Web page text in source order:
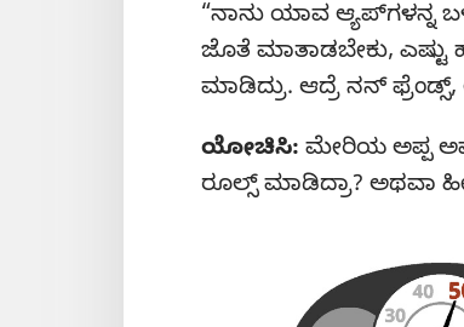
“ನಾನು ಯಾವ
ಜೊತೆ ಮಾತಾಡಬೇಕು, ಎಷ್ಟು
ಮಾಡಿದ್ರು. ಆದ್ರೆ ನನ್‌ ಫ್ರೆಂಡ್ಸ್‌,
ಯೋಚಿಸಿ: ಮೇರಿಯ ಅಪ್ಪ
ರೂಲ್ಸ್‌ ಮಾಡಿದ್ರಾ? ಅಥವಾ